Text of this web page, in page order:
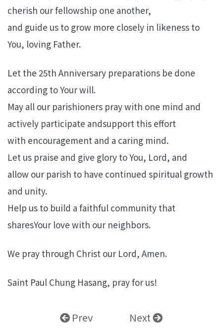
cherish our fellowship one another,
and guide us to grow more closely in likeness to
You, loving Father.
Let the 25th Anniversary preparations be done
according to Your will.
May all our parishioners pray with one mind and
actively participate andsupport this effort
with encouragement and a caring mind.
Let us praise and give glory to You, Lord, and
allow our parish to have continued spiritual growth
and unity.
Help us to build a faithful community that
sharesYour love with our neighbors.
We pray through Christ our Lord, Amen.
Saint Paul Chung Hasang, pray for us!
Prev Next